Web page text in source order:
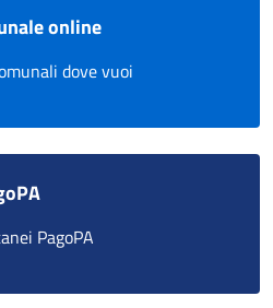
online
dove vuoi
PagoPA